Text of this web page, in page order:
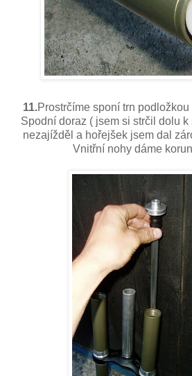
11.Prostrčíme sponí trn
Spodní doraz ( jsem si strčil dolu k
nezajížděl a hořejšek jsem dal
Vnitřní nohy dáme